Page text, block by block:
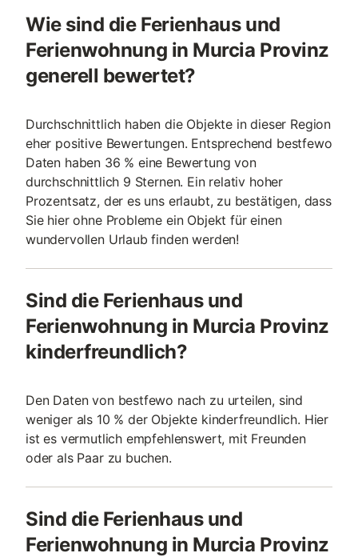
Wie sind die Ferienhaus und
Ferienwohnung in Murcia Provinz
generell bewertet?
Durchschnittlich haben die Objekte in dieser Region
eher positive Bewertungen. Entsprechend bestfewo
Daten haben 36 % eine Bewertung von
durchschnittlich 9 Sternen. Ein relativ hoher
Prozentsatz, der es uns erlaubt, zu bestätigen, dass
Sie hier ohne Probleme ein Objekt für einen
wundervollen Urlaub finden werden!
Sind die Ferienhaus und
Ferienwohnung in Murcia Provinz
kinderfreundlich?
Den Daten von bestfewo nach zu urteilen, sind
weniger als 10 % der Objekte kinderfreundlich. Hier
ist es vermutlich empfehlenswert, mit Freunden
oder als Paar zu buchen.
Sind die Ferienhaus und
Ferienwohnung in Murcia Provinz